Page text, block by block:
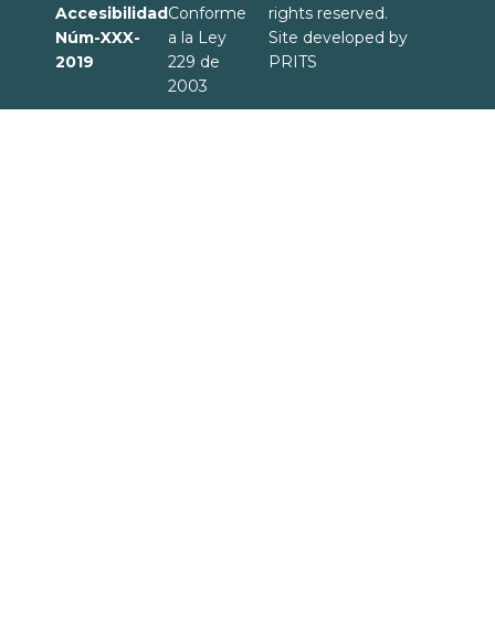
Accesibilidad
Núm-XXX-
2019
Conforme
a la Ley
229 de
2003
rights reserved.
Site developed by
PRITS